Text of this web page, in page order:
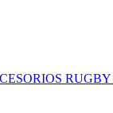
RUGBY